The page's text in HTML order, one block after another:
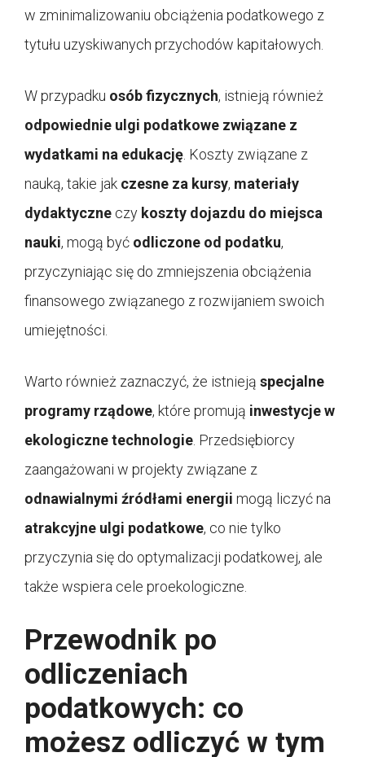
w zminimalizowaniu obciążenia podatkowego z
tytułu uzyskiwanych przychodów kapitałowych.
W przypadku osób fizycznych, istnieją również
odpowiednie ulgi podatkowe związane z
wydatkami na edukację. Koszty związane z
nauką, takie jak czesne za kursy, materiały
dydaktyczne czy koszty dojazdu do miejsca
nauki, mogą być odliczone od podatku,
przyczyniając się do zmniejszenia obciążenia
finansowego związanego z rozwijaniem swoich
umiejętności.
Warto również zaznaczyć, że istnieją specjalne
programy rządowe, które promują inwestycje w
ekologiczne technologie. Przedsiębiorcy
zaangażowani w projekty związane z
odnawialnymi źródłami energii mogą liczyć na
atrakcyjne ulgi podatkowe, co nie tylko
przyczynia się do optymalizacji podatkowej, ale
także wspiera cele proekologiczne.
Przewodnik po
odliczeniach
podatkowych: co
możesz odliczyć w tym